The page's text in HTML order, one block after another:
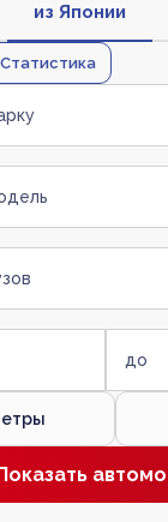
из Японии
Статистика
до